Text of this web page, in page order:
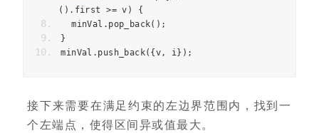
(). first >= v )
{
minVal . pop_back();
}
minVal . push_back({ v, i});
接下来需要在满足约束的左边界范围内，找到一
个左端点，使得区间异或值最大。